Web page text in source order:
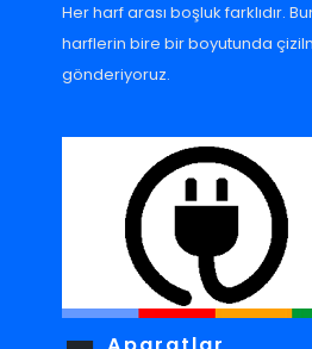
Her harf arası boşluk farklıdır.
harflerin bire bir boyutunda
gönderiyoruz.